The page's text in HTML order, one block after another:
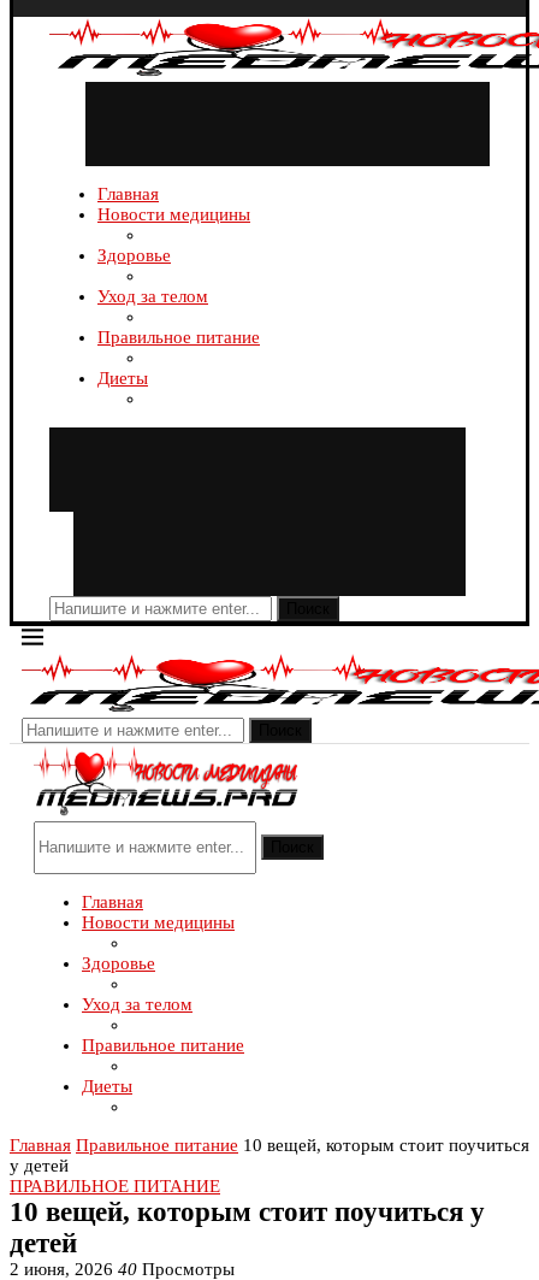
Главная
Новости медицины
Здоровье
Уход за телом
Правильное питание
Диеты
Главная
Новости медицины
Здоровье
Уход за телом
Правильное питание
Диеты
Главная Правильное питание 10 вещей, которым стоит поучиться
у детей
ПРАВИЛЬНОЕ ПИТАНИЕ
10 вещей, которым стоит поучиться у
детей
2 июня, 2026 40 Просмотры